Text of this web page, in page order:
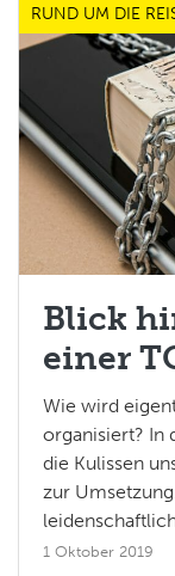
RUND UM DIE
Blick
einer
Wie wird
organisiert? In
die Kulissen
zur
1 Oktober 2019